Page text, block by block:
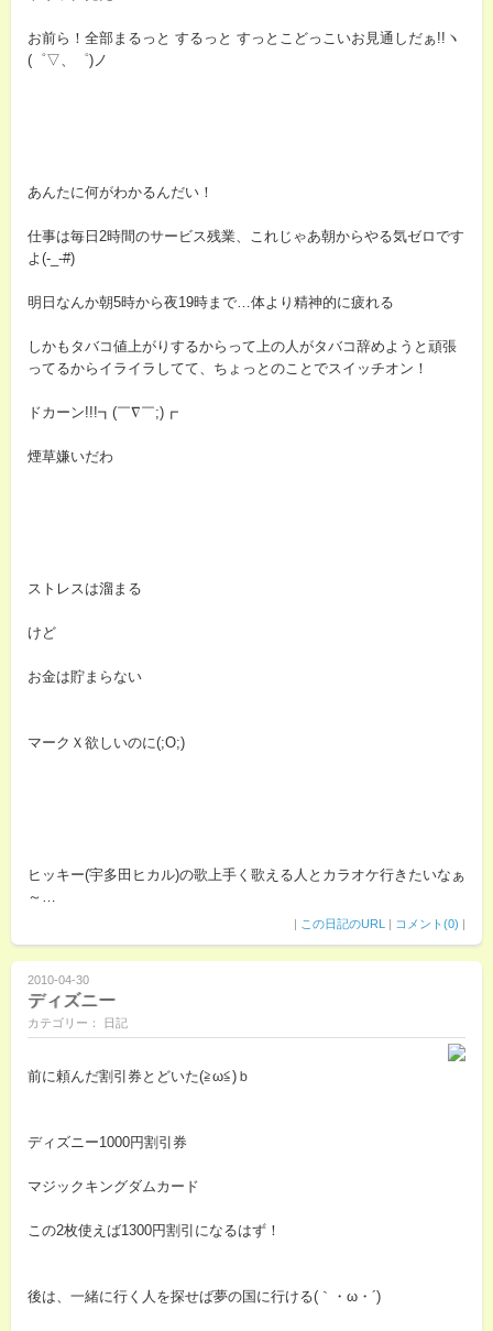
お前ら！全部まるっと するっと すっとこどっこいお見通しだぁ!!ヽ
(゜▽、゜)ノ
あんたに何がわかるんだい！
仕事は毎日2時間のサービス残業、これじゃあ朝からやる気ゼロです
よ(-_-#)
明日なんか朝5時から夜19時まで…体より精神的に疲れる
しかもタバコ値上がりするからって上の人がタバコ辞めようと頑張
ってるからイライラしてて、ちょっとのことでスイッチオン！
ドカーン!!!┓(￣∇￣;)┏
煙草嫌いだわ
ストレスは溜まる
けど
お金は貯まらない
マークＸ欲しいのに(;O;)
ヒッキー(宇多田ヒカル)の歌上手く歌える人とカラオケ行きたいなぁ
～…
| この日記のURL | コメント(0) |
2010-04-30
ディズニー
カテゴリー： 日記
前に頼んだ割引券とどいた(≧ω≦)ｂ
ディズニー1000円割引券
マジックキングダムカード
この2枚使えば1300円割引になるはず！
後は、一緒に行く人を探せば夢の国に行ける(｀・ω・´)